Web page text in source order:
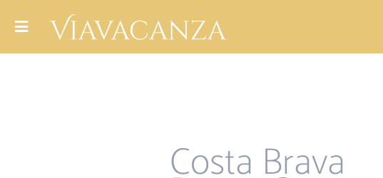
Costa Brava